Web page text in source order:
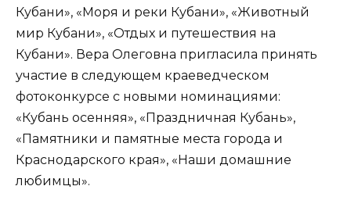
Кубани», «Моря и реки Кубани», «Животный
мир Кубани», «Отдых и путешествия на
Кубани». Вера Олеговна пригласила принять
участие в следующем краеведческом
фотоконкурсе с новыми номинациями:
«Кубань осенняя», «Праздничная Кубань»,
«Памятники и памятные места города и
Краснодарского края», «Наши домашние
любимцы».